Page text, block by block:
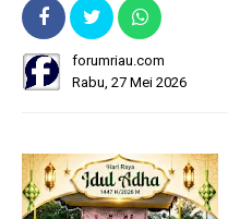
forumriau.com
Rabu, 27 Mei 2026